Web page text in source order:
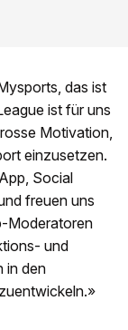
das ist
ist für uns
Motivation,
einzusetzen.
Social
freuen uns
Moderatoren
und
in den